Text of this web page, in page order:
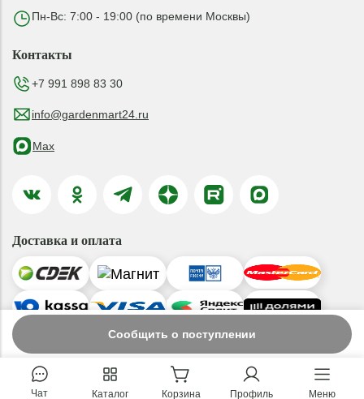
Сообщить о поступлении
Пн-Вс: 7:00 - 19:00 (по времени Москвы)
Контакты
+7 991 898 83 30
info@gardenmart24.ru
Max
Доставка и оплата
© 2019-2026 ООО «ГАРДЕНМАРТ24»
Чат Каталог Корзина Профиль Меню